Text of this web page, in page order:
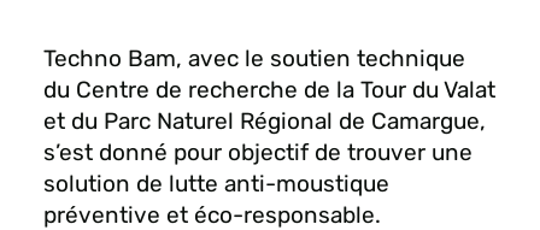
Techno Bam, avec le soutien technique
du Centre de recherche de la Tour du Valat
et du Parc Naturel Régional de Camargue,
s’est donné pour objectif de trouver une
solution de lutte anti-moustique
préventive et éco-responsable.